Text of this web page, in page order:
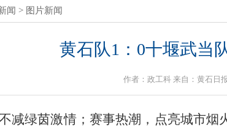
闻 > 图片新闻
黄石队1：0十堰武当
作者：政工科 来自：黄石日
减绿茵激情；赛事热潮，点亮城市烟